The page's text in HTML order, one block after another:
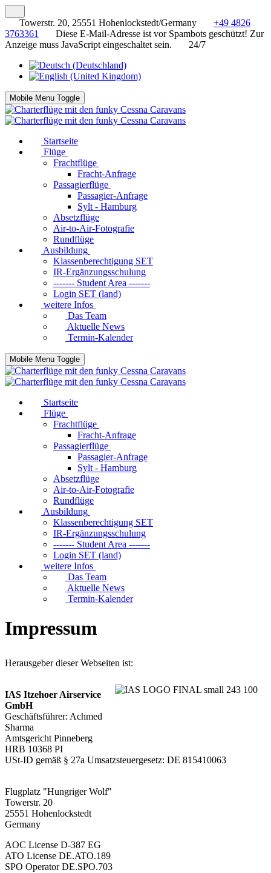
Towerstr. 20, 25551 Hohenlockstedt/Germany
+49 4826
3763361
Diese E-Mail-Adresse ist vor Spambots geschützt! Zur
Anzeige muss JavaScript eingeschaltet sein.
24/7
Mobile Menu Toggle
Startseite
Flüge
Frachtflüge
Fracht-Anfrage
Passagierflüge
Passagier-Anfrage
Sylt - Hamburg
Absetzflüge
Air-to-Air-Fotografie
Rundflüge
Ausbildung
Klassenberechtigung SET
IR-Ergänzungsschulung
------- Student Area -------
Login SET (land)
weitere Infos
Das Team
Aktuelle News
Termin-Kalender
Mobile Menu Toggle
Startseite
Flüge
Frachtflüge
Fracht-Anfrage
Passagierflüge
Passagier-Anfrage
Sylt - Hamburg
Absetzflüge
Air-to-Air-Fotografie
Rundflüge
Ausbildung
Klassenberechtigung SET
IR-Ergänzungsschulung
------- Student Area -------
Login SET (land)
weitere Infos
Das Team
Aktuelle News
Termin-Kalender
Impressum
Herausgeber dieser Webseiten ist:
IAS Itzehoer Airservice
GmbH
Geschäftsführer: Achmed
Sharma
Amtsgericht Pinneberg
HRB 10368 PI
USt-ID gemäß § 27a Umsatzsteuergesetz: DE 815410063
Flugplatz "Hungriger Wolf"
Towerstr. 20
25551 Hohenlockstedt
Germany
AOC License D-387 EG
ATO License DE.ATO.189
SPO Operator DE.SPO.703